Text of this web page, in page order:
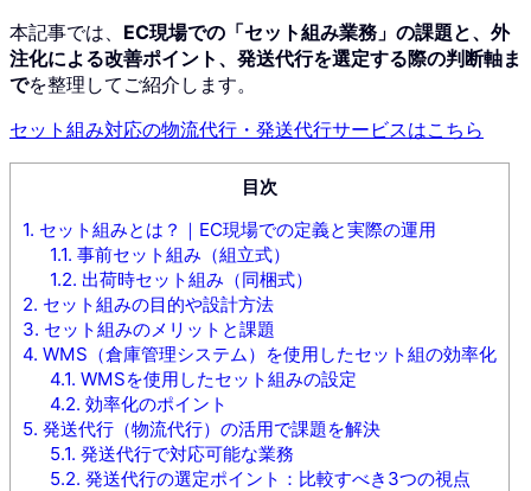
本記事では、 EC現場での「セット組み業務」の課題と、外
注化による改善ポイント、発送代行を選定する際の判断軸ま
でを整理してご紹介します。
セット組み対応の物流代行・発送代行サービスはこちら
目次
1. セット組みとは？｜EC現場での定義と実際の運用
1.1. 事前セット組み（組立式）
1.2. 出荷時セット組み（同梱式）
2. セット組みの目的や設計方法
3. セット組みのメリットと課題
4. WMS（倉庫管理システム）を使用したセット組の効率化
4.1. WMSを使用したセット組みの設定
4.2. 効率化のポイント
5. 発送代行（物流代行）の活用で課題を解決
5.1. 発送代行で対応可能な業務
5.2. 発送代行の選定ポイント：比較すべき3つの視点